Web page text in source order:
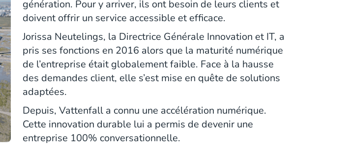
génération. Pour y arriver, ils ont besoin de leurs clients et
doivent offrir un service accessible et efficace.
Jorissa Neutelings, la Directrice Générale Innovation et IT, a
pris ses fonctions en 2016 alors que la maturité numérique
de l’entreprise était globalement faible. Face à la hausse
des demandes client, elle s’est mise en quête de solutions
adaptées.
Depuis, Vattenfall a connu une accélération numérique.
Cette innovation durable lui a permis de devenir une
entreprise 100% conversationnelle.